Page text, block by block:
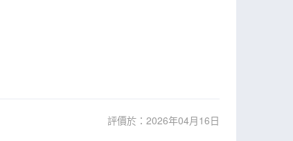
評價於：2026年04月16日